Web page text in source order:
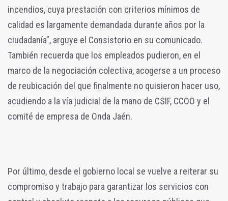
incendios, cuya prestación con criterios mínimos de
calidad es largamente demandada durante años por la
ciudadanía”, arguye el Consistorio en su comunicado.
También recuerda que los empleados pudieron, en el
marco de la negociación colectiva, acogerse a un proceso
de reubicación del que finalmente no quisieron hacer uso,
acudiendo a la vía judicial de la mano de CSIF, CCOO y el
comité de empresa de Onda Jaén.
Por último, desde el gobierno local se vuelve a reiterar su
compromiso y trabajo para garantizar los servicios con